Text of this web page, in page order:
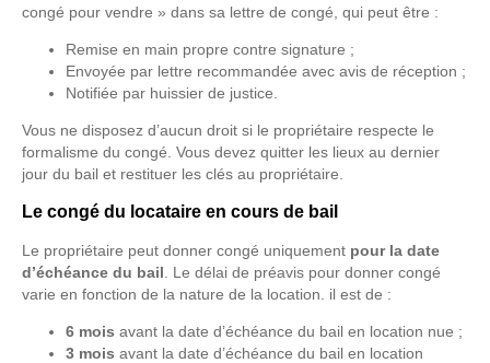
congé pour vendre » dans sa lettre de congé, qui peut être :
Remise en main propre contre signature ;
Envoyée par lettre recommandée avec avis de réception ;
Notifiée par huissier de justice.
Vous ne disposez d’aucun droit si le propriétaire respecte le
formalisme du congé. Vous devez quitter les lieux au dernier
jour du bail et restituer les clés au propriétaire.
Le congé du locataire en cours de bail
Le propriétaire peut donner congé uniquement pour la date
d’échéance du bail . Le délai de préavis pour donner congé
varie en fonction de la nature de la location. il est de :
6 mois avant la date d’échéance du bail en location nue ;
3 mois avant la date d’échéance du bail en location